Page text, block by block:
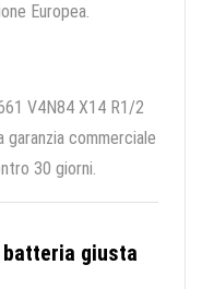
Europea.
V4N84 X14 R1/2
commerciale
30 giorni.
giusta